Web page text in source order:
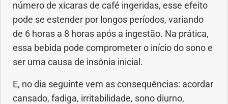
Imunidade
Medicia Alternativa
Nutrição
número de xicaras de café ingeridas, esse efeito
pode se estender por longos períodos, variando
de 6 horas a 8 horas após a ingestão. Na prática,
essa bebida pode comprometer o início do sono e
ser uma causa de insônia inicial.
E, no dia seguinte vem as consequências: acordar
cansado, fadiga, irritabilidade, sono diurno,